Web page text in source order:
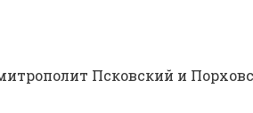
Псковский и